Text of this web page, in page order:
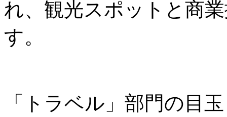
れ、観光スポットと商
す。
「トラベル」部門の目